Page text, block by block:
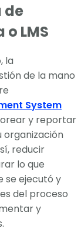
de
LMS
la
de la mano
System
y reportar
organización
reducir
lo que
se ejecutó y
del proceso
y